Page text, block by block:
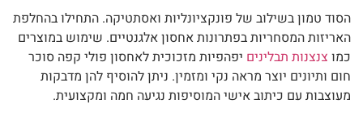
הסוד טמון בשילוב של פונקציונליות ואסתטיקה. התחילו בהחלפת
האריזות המסחריות בפתרונות אחסון אלגנטיים. שימוש במוצרים
כמו צנצנות תבלינים יפהפיות מזכוכית לאחסון פולי קפה סוכר
חום ותיונים יוצר מראה נקי ומזמין. ניתן להוסיף להן מדבקות
מעוצבות עם כיתוב אישי המוסיפות נגיעה חמה ומקצועית.